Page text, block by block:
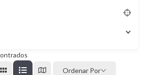
Ordenar Por